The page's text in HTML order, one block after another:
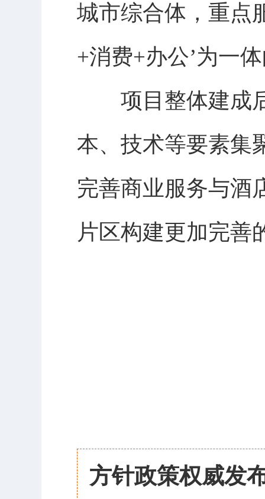
城市综合体，重点
+消费+办公’为一
项目整体建成后
本、技术等要素集
完善商业服务与酒
片区构建更加完善
方针政策权威发